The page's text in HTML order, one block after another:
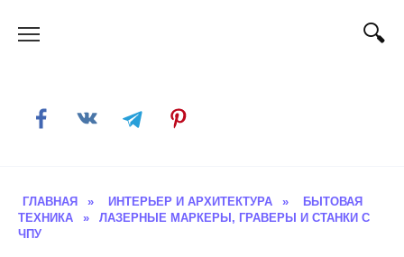
ГЛАВНАЯ » ИНТЕРЬЕР И АРХИТЕКТУРА »
БЫТОВАЯ
ТЕХНИКА
»
ЛАЗЕРНЫЕ МАРКЕРЫ, ГРАВЕРЫ И СТАНКИ С
ЧПУ